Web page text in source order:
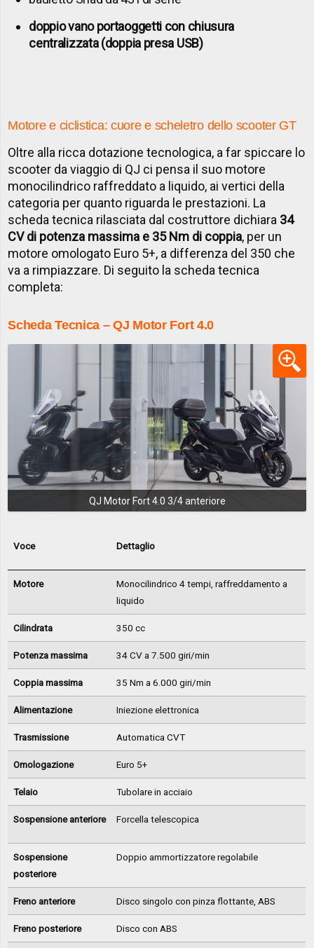
doppio vano portaoggetti con chiusura
centralizzata (doppia presa USB)
Motore e ciclistica: cuore e scheletro dello scooter GT
Oltre alla ricca dotazione tecnologica, a far spiccare lo
scooter da viaggio di QJ ci pensa il suo motore
monocilindrico raffreddato a liquido, ai vertici della
categoria per quanto riguarda le prestazioni. La
scheda tecnica rilasciata dal costruttore dichiara 34
CV di potenza massima e 35 Nm di coppia, per un
motore omologato Euro 5+, a differenza del 350 che
va a rimpiazzare. Di seguito la scheda tecnica
completa:
Scheda Tecnica – QJ Motor Fort 4.0
QJ Motor Fort 4.0 3/4 anteriore
Voce Dettaglio
Motore
Monocilindrico 4 tempi, raffreddamento a
liquido
Cilindrata 350 cc
Potenza massima 34 CV a 7.500 giri/min
Coppia massima 35 Nm a 6.000 giri/min
Alimentazione Iniezione elettronica
Trasmissione Automatica CVT
Omologazione Euro 5+
Telaio Tubolare in acciaio
Sospensione anteriore Forcella telescopica
Sospensione
posteriore
Doppio ammortizzatore regolabile
Freno anteriore Disco singolo con pinza flottante, ABS
Freno posteriore Disco con ABS